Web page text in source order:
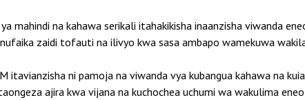
mahindi na kahawa serikali itahakikisha inaanzisha viwanda
zaidi tofauti na ilivyo kwa sasa ambapo wamekuwa
itavianzisha ni pamoja na viwanda vya kubangua kahawa na
ajira kwa vijana na kuchochea uchumi wa wakulima